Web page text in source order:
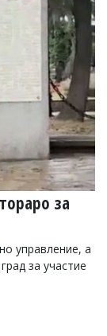
за
управление, а
за участие